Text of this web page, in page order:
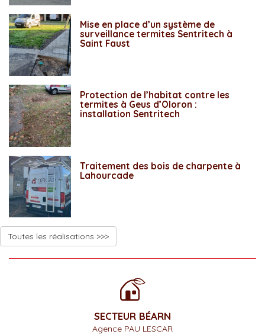
Mise en place d’un système de
surveillance termites Sentritech à
Saint Faust
Protection de l’habitat contre les
termites à Geus d’Oloron :
installation Sentritech
Traitement des bois de charpente à
Lahourcade
Toutes les réalisations >>>
SECTEUR BÉARN
Agence PAU LESCAR